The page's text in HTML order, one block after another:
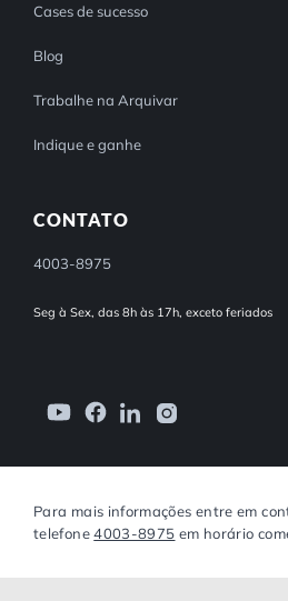
Cases de sucesso
Blog
Trabalhe na Arquivar
Indique e ganhe
CONTATO
4003-8975
Seg à Sex, das 8h às 17h, exceto feriados
Para mais informações entre em
telefone4003-8975 em horário